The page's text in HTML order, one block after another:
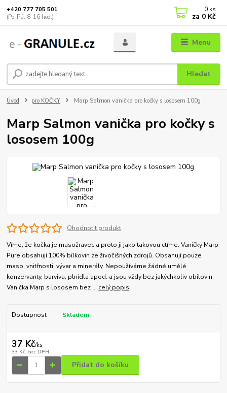
Menu
Hledat
+420 777 705 501
(Po-Pá, 8-16 hod.)
0 ks
za 0 Kč
Úvod pro KOČKY Marp Salmon vanička pro kočky s lososem 100g
Marp Salmon vanička pro kočky s
lososem 100g
Ohodnotit produkt
Víme, že kočka je masožravec a proto ji jako takovou ctíme. Vaničky Marp
Pure obsahují 100% bílkovin ze živočišných zdrojů. Obsahují pouze
maso, vnitřnosti, vývar a minerály. Nepoužíváme žádné umělé
konzervanty, barviva, plnidla apod. a jsou vždy bez jakýchkoliv obilovin.
Vanička Marp s lososem bez ... celý popis
Dostupnost Skladem
37 Kč/ks
33 Kč bez DPH
Přidat do košíku